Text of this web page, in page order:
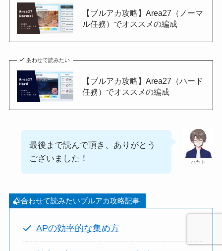
【ブルアカ攻略】Area27（ノーマ
ル任務）でオススメの編成
あわせて読みたい
【ブルアカ攻略】Area27（ハード
任務）でオススメの編成
ハヤト
最後まで読んで頂き、ありがとう
ございました！
合わせて読みたいブルアカ攻略記事
APの効率的な集め方